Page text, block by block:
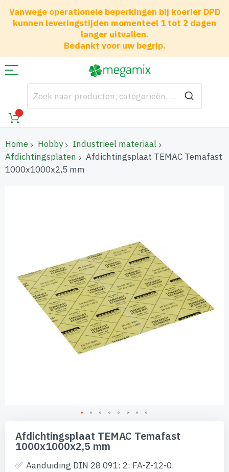
Vanwege operationele beperkingen bij koerier DPD
kunnen leveringstijden momenteel 1 tot 2 dagen
langer uitvallen.
Bedankt voor uw begrip.
Home Hobby
Industrieel materiaal
Afdichtingsplaten
Afdichtingsplaat TEMAC Temafast
1000x1000x2,5 mm
naar
begin
Afdichtingsplaat TEMAC Temafast
1000x1000x2,5 mm
Aanduiding DIN 28 091: 2: FA-Z-12-0.